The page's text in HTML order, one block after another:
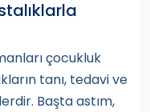
çocukluk
tanı, tedavi ve
Başta astım,